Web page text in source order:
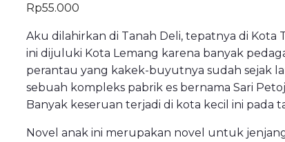
Rp55.000
Aku dilahirkan di Tanah Deli, tepatnya di Kota
ini dijuluki Kota Lemang karena banyak
perantau yang kakek-buyutnya sudah sejak
sebuah kompleks pabrik es bernama Sari
Banyak keseruan terjadi di kota kecil ini pada
Novel anak ini merupakan novel untuk